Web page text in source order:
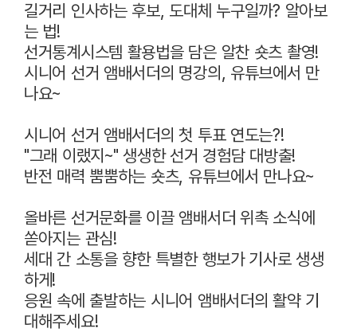
길거리 인사하는 후보, 도대체 누구일까? 알아보
는 법!
선거통계시스템 활용법을 담은 알찬 숏츠 촬영!
시니어 선거 앰배서더의 명강의, 유튜브에서 만
나요~
시니어 선거 앰배서더의 첫 투표 연도는?!
"그래 이랬지~" 생생한 선거 경험담 대방출!
반전 매력 뿜뿜하는 숏츠, 유튜브에서 만나요~
올바른 선거문화를 이끌 앰배서더 위촉 소식에
쏟아지는 관심!
세대 간 소통을 향한 특별한 행보가 기사로 생생
하게!
응원 속에 출발하는 시니어 앰배서더의 활약 기
대해주세요!